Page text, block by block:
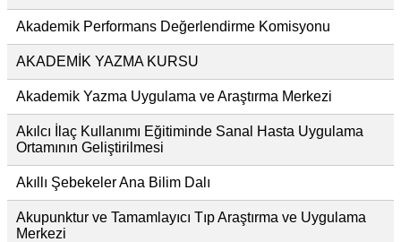
Akademik Performans Değerlendirme Komisyonu
AKADEMİK YAZMA KURSU
Akademik Yazma Uygulama ve Araştırma Merkezi
Akılcı İlaç Kullanımı Eğitiminde Sanal Hasta Uygulama
Ortamının Geliştirilmesi
Akıllı Şebekeler Ana Bilim Dalı
Akupunktur ve Tamamlayıcı Tıp Araştırma ve Uygulama
Merkezi